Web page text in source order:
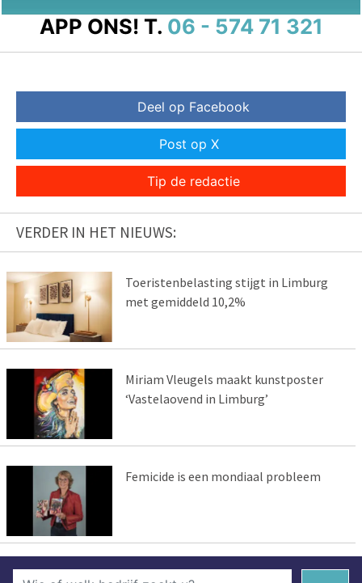
APP ONS! T. 06 - 574 71 321
Deel op Facebook
Post op X
Tip de redactie
VERDER IN HET NIEUWS:
Toeristenbelasting stijgt in Limburg
met gemiddeld 10,2%
Miriam Vleugels maakt kunstposter
‘Vastelaovend in Limburg’
Femicide is een mondiaal probleem